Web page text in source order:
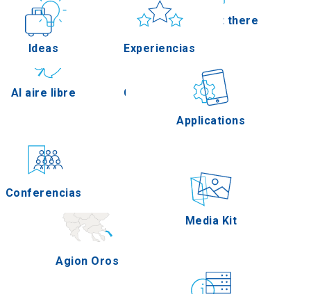
Agion Oros
Al aire libre Gastronomía
Conferencias
How to get there
Applications
Media Kit
Ideas Experiencias